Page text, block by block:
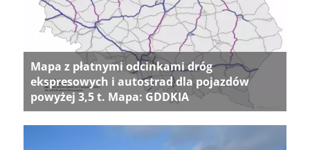
Mapa z płatnymi odcinkami dróg
ekspresowych i autostrad dla pojazdów
powyżej 3,5 t. Mapa: GDDKIA